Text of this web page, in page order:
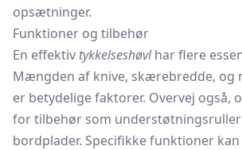
opsætninger.
Funktioner og tilbehør
En effektiv tykkelseshøvlhar flere
Mængden af knive, skærebredde, og
er betydelige faktorer. Overvej også,
for tilbehør som
bordplader. Specifikke funktioner